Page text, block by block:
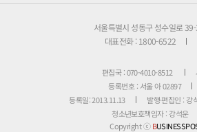
서울특별시 성동구 성수일로
대표전화 : 1800-6522
편집국 : 070-4010-8512
등록번호 : 서울 아 02897
등록일: 2013.11.13
발행·편집인 : 강
청소년보호책임자 : 강석운
Copyright ⓒB